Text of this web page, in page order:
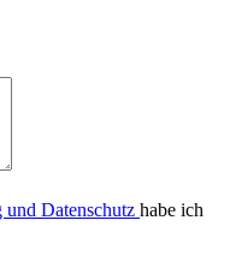
und Datenschutz habe ich